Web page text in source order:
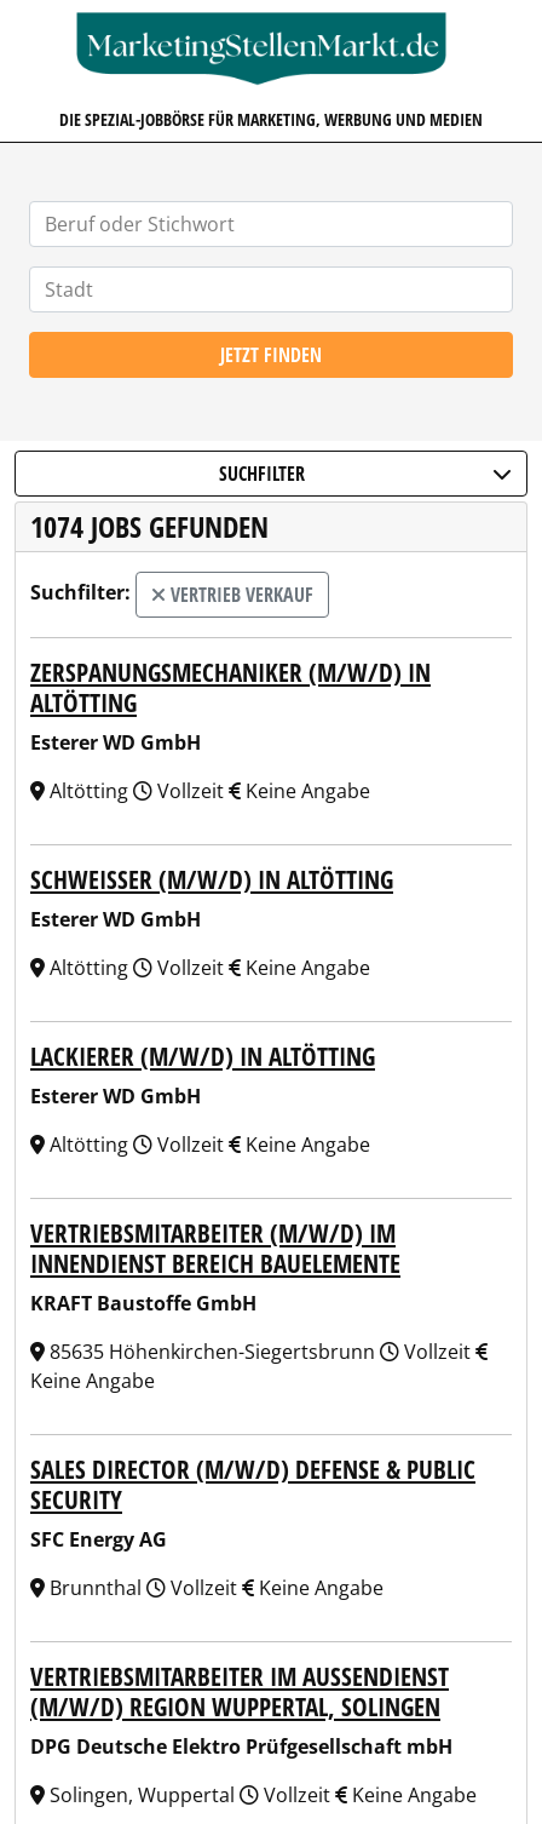
DIE SPEZIAL-JOBBÖRSE FÜR MARKETING, WERBUNG UND MEDIEN
JETZT FINDEN
SUCHFILTER
1074 JOBS GEFUNDEN
Suchfilter: VERTRIEB VERKAUF
ZERSPANUNGSMECHANIKER (M/W/D) IN
ALTÖTTING
Esterer WD GmbH
Altötting
Vollzeit Keine Angabe
SCHWEISSER (M/W/D) IN ALTÖTTING
Esterer WD GmbH
Altötting
Vollzeit Keine Angabe
LACKIERER (M/W/D) IN ALTÖTTING
Esterer WD GmbH
Altötting
Vollzeit Keine Angabe
VERTRIEBSMITARBEITER (M/W/D) IM
INNENDIENST BEREICH BAUELEMENTE
KRAFT Baustoffe GmbH
85635 Höhenkirchen-Siegertsbrunn
Vollzeit
Keine Angabe
SALES DIRECTOR (M/W/D) DEFENSE & PUBLIC
SECURITY
SFC Energy AG
Brunnthal
Vollzeit Keine Angabe
VERTRIEBSMITARBEITER IM AUSSENDIENST (
M/W/D) REGION WUPPERTAL, SOLINGEN
DPG Deutsche Elektro Prüfgesellschaft mbH
Solingen, Wuppertal
Vollzeit Keine Angabe